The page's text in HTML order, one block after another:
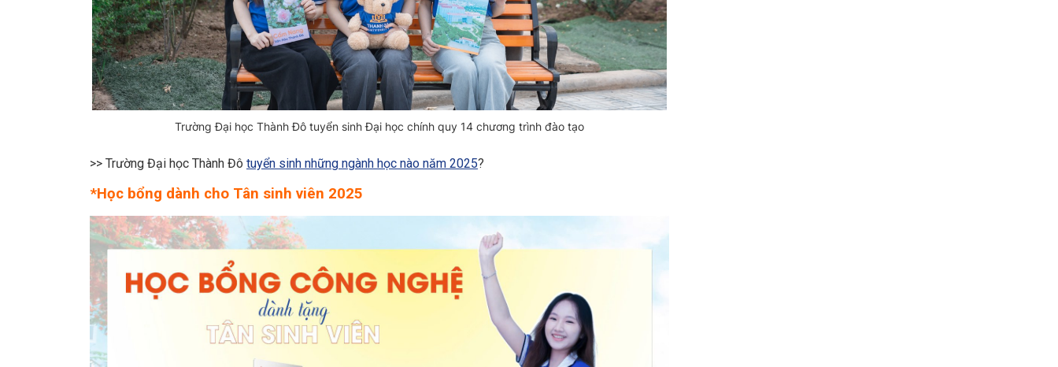
Trường Đại học Thành Đô tuyển sinh Đại học chính quy 14 chương trình đào tạo
>> Trường Đại học Thành Đô tuyển sinh những ngành học nào năm 2025?
*Học bổng dành cho Tân sinh viên 2025